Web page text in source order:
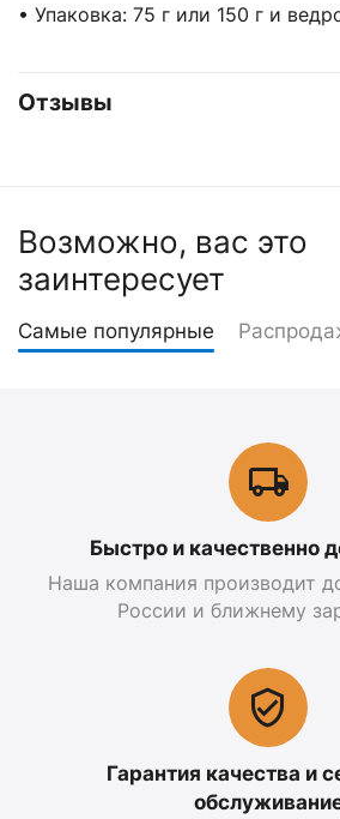
• Упаковка: 75 г или 150 г и
Отзывы
Возможно, вас это
заинтересует
Самые популярные
Быстро и качественно
Наша компания производит
России и ближнему
Гарантия качества и